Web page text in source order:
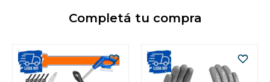
Completá tu compra